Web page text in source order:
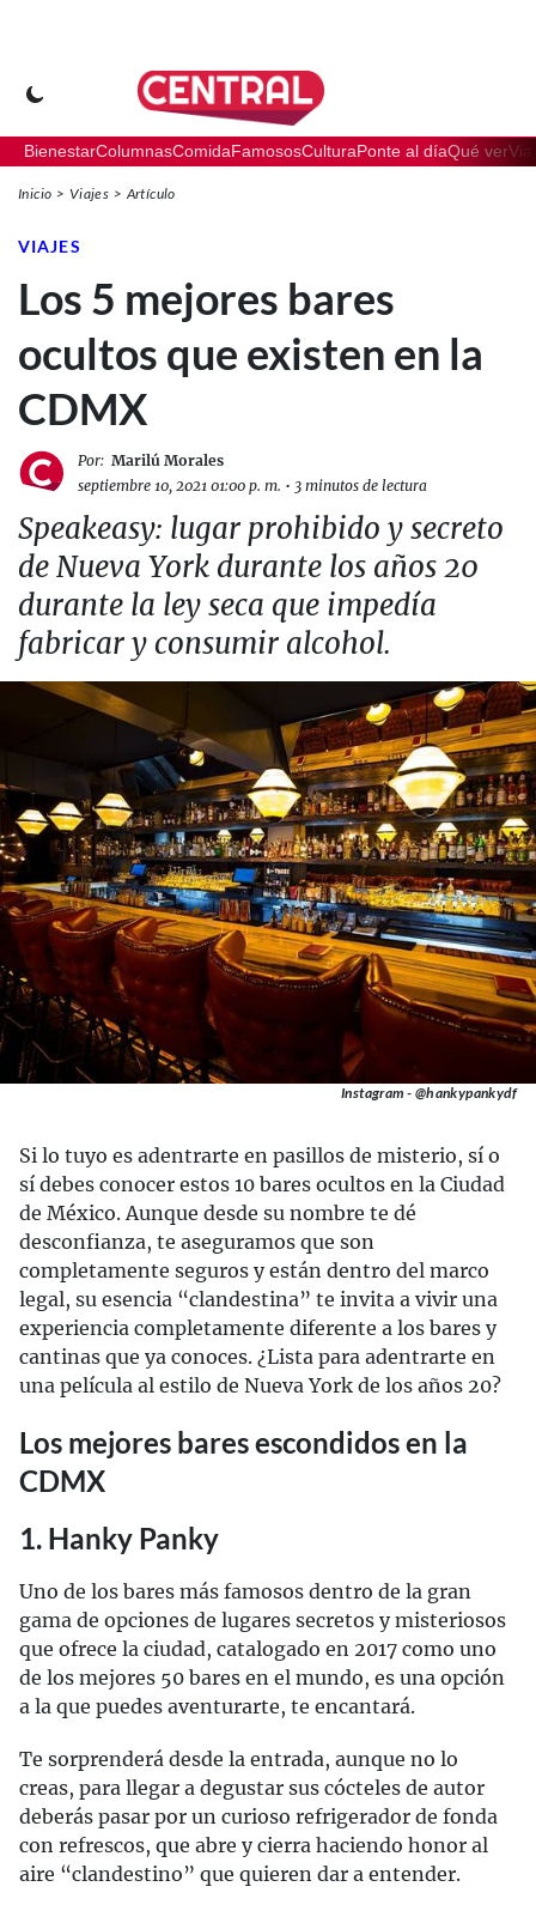
BienestarColumnasComidaFamososCulturaPonte al díaQué ver
Inicio Viajes Artículo
VIAJES
Los 5 mejores bares
ocultos que existen en la
CDMX
Por: Marilú Morales
septiembre 10, 2021 01:00 p. m. • 3 minutos de lectura
Speakeasy: lugar prohibido y secreto
de Nueva York durante los años 20
durante la ley seca que impedía
fabricar y consumir alcohol.
Instagram - @hankypankydf
Si lo tuyo es adentrarte en pasillos de misterio, sí o
sí debes conocer estos 10 bares ocultos en la Ciudad
de México. Aunque desde su nombre te dé
desconfianza, te aseguramos que son
completamente seguros y están dentro del marco
legal, su esencia “clandestina” te invita a vivir una
experiencia completamente diferente a los bares y
cantinas que ya conoces. ¿Lista para adentrarte en
una película al estilo de Nueva York de los años 20?
Los mejores bares escondidos en la
CDMX
1. Hanky Panky
Uno de los bares más famosos dentro de la gran
gama de opciones de lugares secretos y misteriosos
que ofrece la ciudad, catalogado en 2017 como uno
de los mejores 50 bares en el mundo, es una opción
a la que puedes aventurarte, te encantará.
Te sorprenderá desde la entrada, aunque no lo
creas, para llegar a degustar sus cócteles de autor
deberás pasar por un curioso refrigerador de fonda
con refrescos, que abre y cierra haciendo honor al
aire “clandestino” que quieren dar a entender.